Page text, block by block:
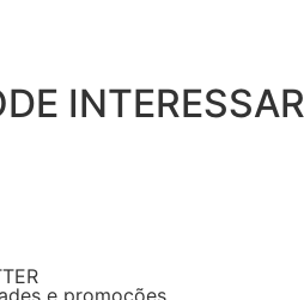
INTERESSAR
e promoções